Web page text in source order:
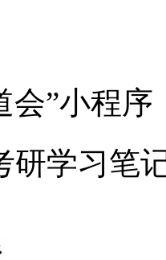
会”小程序
研学习笔